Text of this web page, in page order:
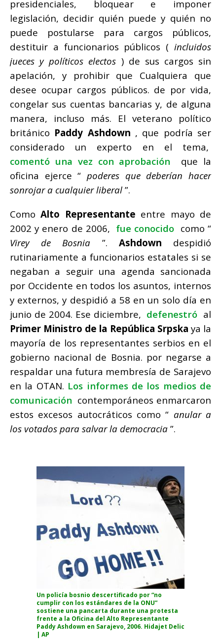
presidenciales, bloquear e imponer
legislación, decidir quién puede y quién no
puede postularse para cargos públicos,
destituir a funcionarios públicos ( incluidos
jueces y políticos electos ) de sus cargos sin
apelación, y prohibir que Cualquiera que
desee ocupar cargos públicos. de por vida,
congelar sus cuentas bancarias y, de alguna
manera, incluso más. El veterano político
británico Paddy Ashdown , que podría ser
considerado un experto en el tema,
comentó una vez con aprobación que la
oficina ejerce “ poderes que deberían hacer
sonrojar a cualquier liberal ”.
ComoAlto Representante entre mayo de
2002 y enero de 2006, fue conocido como “
Virey de Bosnia ”. Ashdown despidió
rutinariamente a funcionarios estatales si se
negaban a seguir una agenda sancionada
por Occidente en todos los asuntos, internos
y externos, y despidió a 58 en un solo día en
junio de 2004. Ese diciembre, defenestró al
Primer Ministro de la República Srpska ya la
mayoría de los representantes serbios en el
gobierno nacional de Bosnia. por negarse a
respaldar una futura membresía de Sarajevo
en la OTAN. Los informes de los medios de
comunicación contemporáneos enmarcaron
estos excesos autocráticos como “ anular a
los votados para salvar la democracia ”.
Un policía bosnio descertificado por “no
cumplir con los estándares de la ONU”
sostiene una pancarta durante una protesta
frente a la Oficina del Alto Representante
Paddy Ashdown en Sarajevo, 2006. Hidajet Delic
| AP